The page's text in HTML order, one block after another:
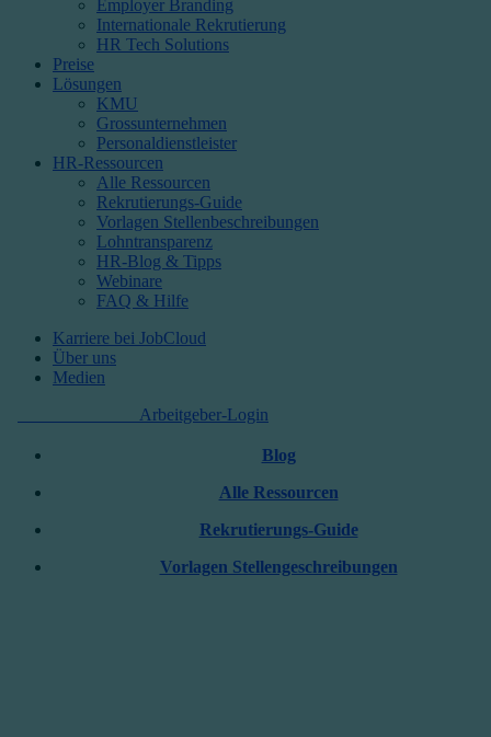
Employer Branding
Internationale Rekrutierung
HR Tech Solutions
Preise
Lösungen
KMU
Grossunternehmen
Personaldienstleister
HR-Ressourcen
Alle Ressourcen
Rekrutierungs-Guide
Vorlagen Stellenbeschreibungen
Lohntransparenz
HR-Blog & Tipps
Webinare
FAQ & Hilfe
Karriere bei JobCloud​
Über uns
Medien
Arbeitgeber-Login
Blog
Alle Ressourcen
Rekrutierungs-Guide
Vorlagen Stellengeschreibungen